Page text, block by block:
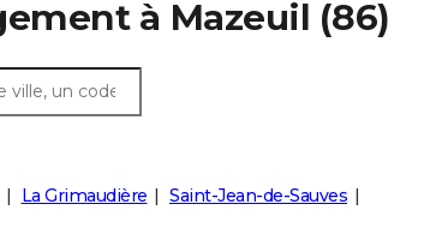
à Mazeuil (86)
La Grimaudière
Saint-Jean-de-Sauves